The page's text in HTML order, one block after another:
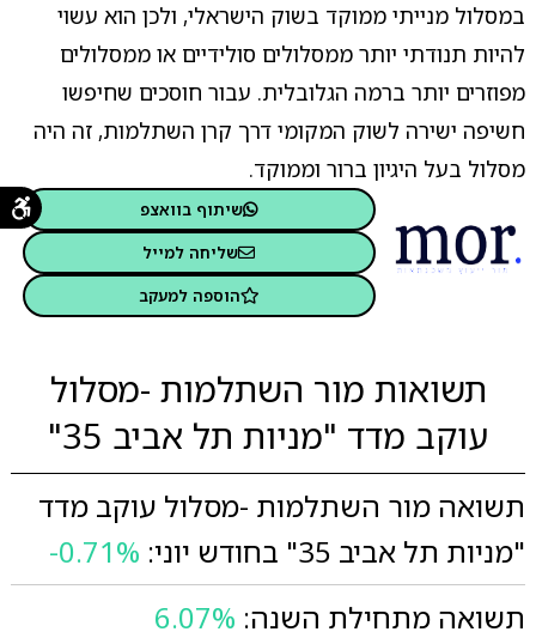
במסלול מנייתי ממוקד בשוק הישראלי, ולכן הוא עשוי
להיות תנודתי יותר ממסלולים סולידיים או ממסלולים
מפוזרים יותר ברמה הגלובלית. עבור חוסכים שחיפשו
חשיפה ישירה לשוק המקומי דרך קרן השתלמות, זה היה
מסלול בעל היגיון ברור וממוקד.
שיתוף בוואצפ
שליחה למייל
הוספה למעקב
תשואות מור השתלמות -מסלול
עוקב מדד "מניות תל אביב 35"
תשואה מור השתלמות -מסלול עוקב מדד
"מניות תל אביב 35" בחודש יוני:
-0.71%
תשואה מתחילת השנה: 6.07%